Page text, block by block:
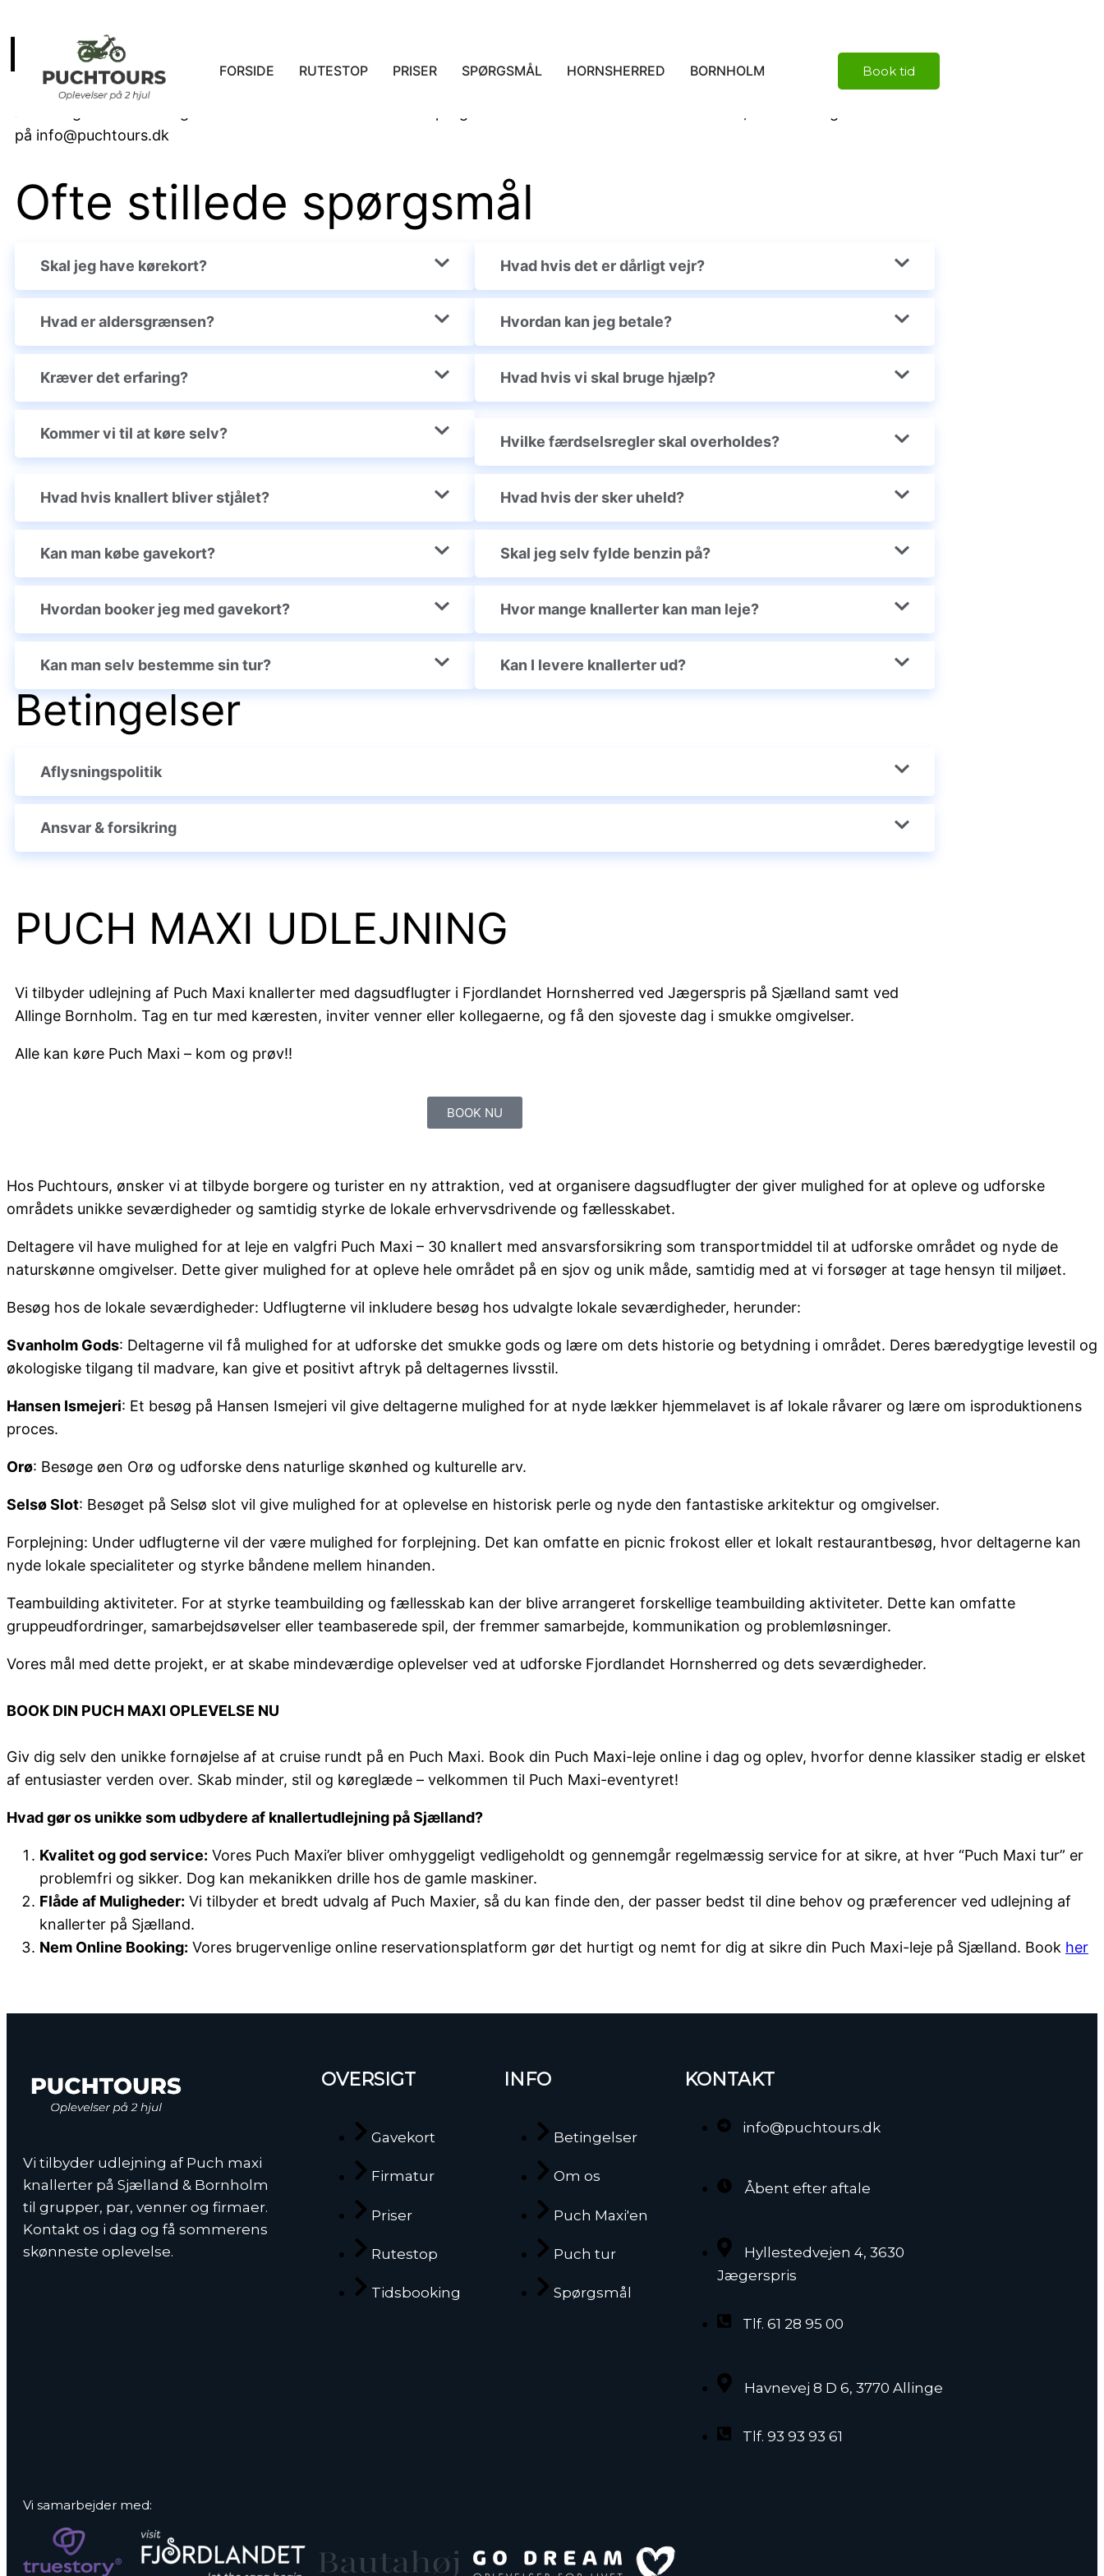
FORSIDE RUTESTOP PRISER SPØRGSMÅL HORNSHERRED BORNHOLM Book tid
PRIVATLIVSPOLITIK
på info@puchtours.dk
Ofte stillede spørgsmål
Skal jeg have kørekort?
Hvad er aldersgrænsen?
Kræver det erfaring?
Kommer vi til at køre selv?
Hvad hvis knallert bliver stjålet?
Kan man købe gavekort?
Hvordan booker jeg med gavekort?
Kan man selv bestemme sin tur?
Hvad hvis det er dårligt vejr?
Hvordan kan jeg betale?
Hvad hvis vi skal bruge hjælp?
Hvilke færdselsregler skal overholdes?
Hvad hvis der sker uheld?
Skal jeg selv fylde benzin på?
Hvor mange knallerter kan man leje?
Kan I levere knallerter ud?
Betingelser
Aflysningspolitik
Ansvar & forsikring
PUCH MAXI UDLEJNING
Vi tilbyder udlejning af Puch Maxi knallerter med dagsudflugter i Fjordlandet Hornsherred ved Jægerspris på Sjælland samt ved
Allinge Bornholm. Tag en tur med kæresten, inviter venner eller kollegaerne, og få den sjoveste dag i smukke omgivelser.
Alle kan køre Puch Maxi – kom og prøv!!
BOOK NU
Hos Puchtours, ønsker vi at tilbyde borgere og turister en ny attraktion, ved at organisere dagsudflugter der giver mulighed for at opleve og udforske
områdets unikke seværdigheder og samtidig styrke de lokale erhvervsdrivende og fællesskabet.
Deltagere vil have mulighed for at leje en valgfri Puch Maxi – 30 knallert med ansvarsforsikring som transportmiddel til at udforske området og nyde de
naturskønne omgivelser. Dette giver mulighed for at opleve hele området på en sjov og unik måde, samtidig med at vi forsøger at tage hensyn til miljøet.
Besøg hos de lokale seværdigheder: Udflugterne vil inkludere besøg hos udvalgte lokale seværdigheder, herunder:
Svanholm Gods: Deltagerne vil få mulighed for at udforske det smukke gods og lære om dets historie og betydning i området. Deres bæredygtige levestil og
økologiske tilgang til madvare, kan give et positivt aftryk på deltagernes livsstil.
Hansen Ismejeri: Et besøg på Hansen Ismejeri vil give deltagerne mulighed for at nyde lækker hjemmelavet is af lokale råvarer og lære om isproduktionens
proces.
Orø: Besøge øen Orø og udforske dens naturlige skønhed og kulturelle arv.
Selsø Slot: Besøget på Selsø slot vil give mulighed for at oplevelse en historisk perle og nyde den fantastiske arkitektur og omgivelser.
Forplejning: Under udflugterne vil der være mulighed for forplejning. Det kan omfatte en picnic frokost eller et lokalt restaurantbesøg, hvor deltagerne kan
nyde lokale specialiteter og styrke båndene mellem hinanden.
Teambuilding aktiviteter. For at styrke teambuilding og fællesskab kan der blive arrangeret forskellige teambuilding aktiviteter. Dette kan omfatte
gruppeudfordringer, samarbejdsøvelser eller teambaserede spil, der fremmer samarbejde, kommunikation og problemløsninger.
Vores mål med dette projekt, er at skabe mindeværdige oplevelser ved at udforske Fjordlandet Hornsherred og dets seværdigheder.
BOOK DIN PUCH MAXI OPLEVELSE NU
Giv dig selv den unikke fornøjelse af at cruise rundt på en Puch Maxi. Book din Puch Maxi-leje online i dag og oplev, hvorfor denne klassiker stadig er elsket
af entusiaster verden over. Skab minder, stil og køreglæde – velkommen til Puch Maxi-eventyret!
Hvad gør os unikke som udbydere af knallertudlejning på Sjælland?
Kvalitet og god service: Vores Puch Maxi’er bliver omhyggeligt vedligeholdt og gennemgår regelmæssig service for at sikre, at hver “Puch Maxi tur” er
problemfri og sikker. Dog kan mekanikken drille hos de gamle maskiner.
Flåde af Muligheder: Vi tilbyder et bredt udvalg af Puch Maxier, så du kan finde den, der passer bedst til dine behov og præferencer ved udlejning af
knallerter på Sjælland.
Nem Online Booking: Vores brugervenlige online reservationsplatform gør det hurtigt og nemt for dig at sikre din Puch Maxi-leje på Sjælland. Book her
Vi tilbyder udlejning af Puch maxi
knallerter på Sjælland & Bornholm
til grupper, par, venner og firmaer.
Kontakt os i dag og få sommerens
skønneste oplevelse.
OVERSIGT
Gavekort
Firmatur
Priser
Rutestop
Tidsbooking
INFO
Betingelser
Om os
Puch Maxi'en
Puch tur
Spørgsmål
KONTAKT
info@puchtours.dk
Åbent efter aftale
Hyllestedvejen 4, 3630
Jægerspris
Tlf. 61 28 95 00
Havnevej 8 D 6, 3770 Allinge
Tlf. 93 93 93 61
Vi samarbejder med: